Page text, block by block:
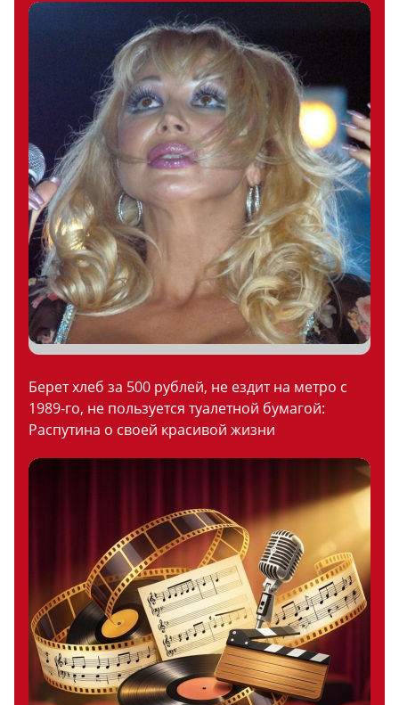
Берет хлеб за 500 рублей, не ездит на метро с
1989-го, не пользуется туалетной бумагой:
Распутина о своей красивой жизни